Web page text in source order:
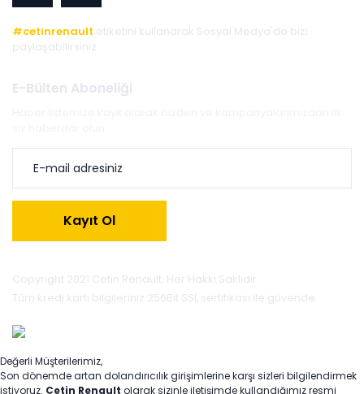
#cetinrenault etiketini kullanarak Sosyal Medya'da bizi
paylaşabilirsiniz.
E-Bülten Aboneliği
Kayıt Ol
Copyright 2021 Cetin Renault. Her Hakkı Saklıdır.
Tüm kredi kartı bilgileriniz 256Bit SSL sertifikası ile güvende.
Değerli Müşterilerimiz,
Son dönemde artan dolandırıcılık girişimlerine karşı sizleri bilgilendirmek
istiyoruz. Çetin Renault olarak sizinle iletişimde kullandığımız resmi